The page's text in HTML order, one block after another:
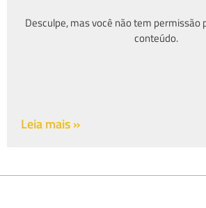
Desculpe, mas você não tem permissão
conteúdo.
Leia mais »